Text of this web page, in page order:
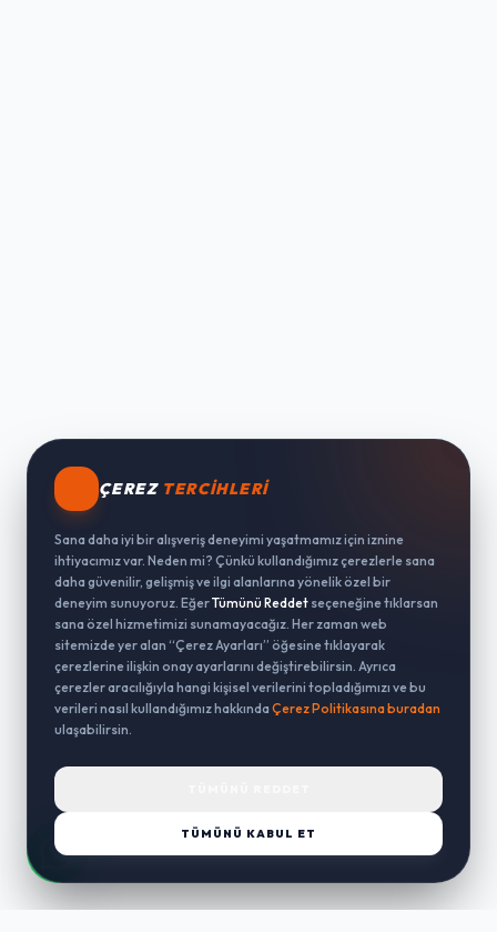
ÇEREZ TERCIHLERI
Sana daha iyi bir alışveriş deneyimi yaşatmamız için iznine
ihtiyacımız var. Neden mi? Çünkü kullandığımız çerezlerle sana
daha güvenilir, gelişmiş ve ilgi alanlarına yönelik özel bir
deneyim sunuyoruz. EğerTümünü Reddet seçeneğine tıklarsan
sana özel hizmetimizi sunamayacağız. Her zaman web
sitemizde yer alan “Çerez Ayarları” öğesine tıklayarak
çerezlerine ilişkin onay ayarlarını değiştirebilirsin. Ayrıca
çerezler aracılığıyla hangi kişisel verilerini topladığımızı ve bu
verileri nasıl kullandığımız hakkında Çerez Politikasına buradan
ulaşabilirsin.
TÜMÜNÜ KABUL ET